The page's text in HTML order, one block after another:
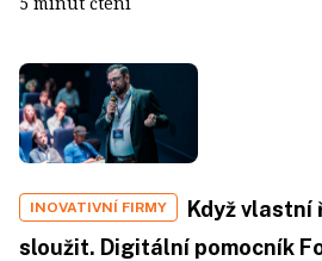
INOVATIVNÍ FIRMY
Když vlastní
sloužit. Digitální pomocník